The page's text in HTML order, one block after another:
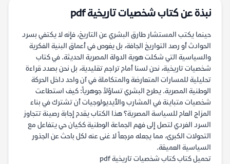
نبذة عن كتاب شخصيات تاريخية pdf
حينما يكتب المستشار طارق البشري عن التاريخ، فإنه لا يكتفي بسرد
الحوادث أو رصد التواريخ الجافة، بل يغوص في أعماق البنية الفكرية
والسياسية التي شكلت هوية الدولة المصرية الحديثة. في كتاب
شخصيات تاريخية، نحن لسنا أمام تراجم تقليدية، بل نحن بصدد قراءة
تحليلية للمسارات المتعارضة والمتكاملة في آن واحد داخل الحركة
الوطنية المصرية. يطرح البشري تساؤلاً جوهرياً: كيف استطاعت
شخصيات متباينة في المشارب والأيديولوجيات أن تشترك في بناء
المزاج العام للسياسة المصرية؟ هذا الكتاب يقدم إجابة رصينة تتجاوز
السرد الفردي لتصل إلى فهم الجماعة الوطنية ككيان حي يتفاعل مع
التحولات الكبرى، مما يجعله مرجعاً لا غنى عنه لكل باحث عن الجذور
السياسية العميقة.
تحميل كتاب كتاب شخصيات تاريخية pdf